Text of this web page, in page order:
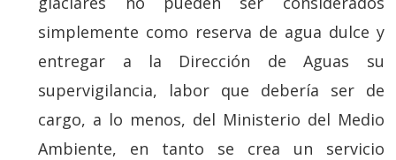
simplemente como reserva de agua dulce y
entregar a la Dirección de Aguas su
supervigilancia, labor que debería ser de
cargo, a lo menos, del Ministerio del Medio
Ambiente, en tanto se crea un servicio